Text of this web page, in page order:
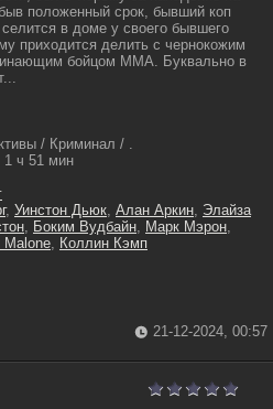
положенный срок, бывший коп
в доме у своего бывшего
приходится делить с чернокожим
бойцом MMA. Буквально в
/ Криминал / .
1 ч 51 мин
, Уинстон Дьюк, Алан Аркин, Элайза
, Боким Вудбайн, Марк Мэрон,
Malone, Коллин Кэмп
21-12-2024, 00:57